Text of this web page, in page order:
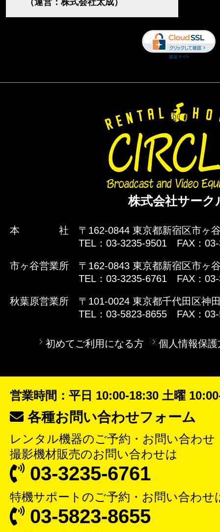
株式会社サーク
本 社
〒162-0844 東京都新宿区市ヶ
TEL：03-3235-9501 FAX：
市ヶ谷営業所
〒162-0843 東京都新宿区市ヶ
TEL：03-3235-6761 FAX：
秋葉原営業所
〒101-0024 東京都千代田区神
TEL：03-5823-8655 FAX：
初めてご利用になる方 個人情報保護
営業時間：平日 10:00-18:30 土曜
各種お問い合わせフォーム
レンタル機器のご予約・お問い合わせ
撮影機材販売のお問い合わせは
03-3235-6761
特機サポート のご予約・お問い合わせ
03-5823-8655